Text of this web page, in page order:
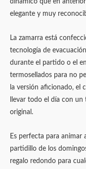
dinámico que en
elegante y muy
La zamarra está
tecnología de
durante el partido o el
termosellados para no
la versión aficionado, el
llevar todo el día con
original.
Es perfecta para animar
partidillo de los
regalo redondo para